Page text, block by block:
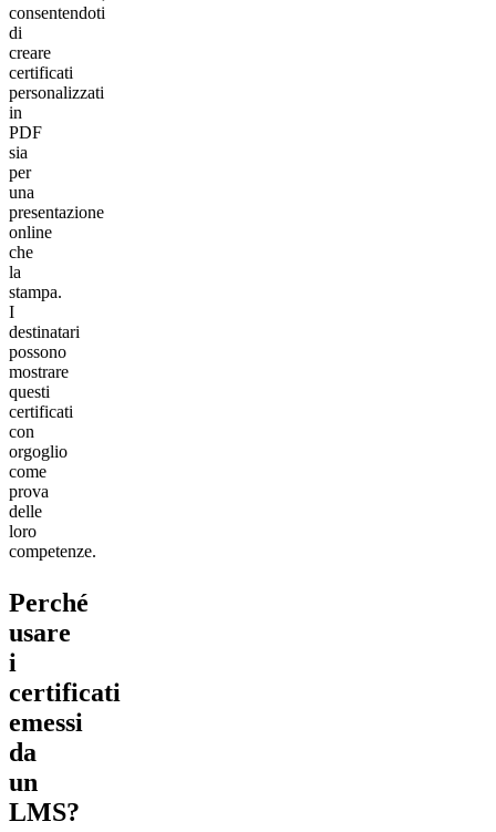
consentendoti
di
creare
certificati
personalizzati
in
PDF
sia
per
una
presentazione
online
che
la
stampa.
I
destinatari
possono
mostrare
questi
certificati
con
orgoglio
come
prova
delle
loro
competenze.
Perché
usare
i
certificati
emessi
da
un
LMS?